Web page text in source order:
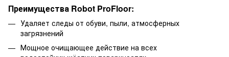
Преимущества Robot ProFloor:
Удаляет следы от обуви, пыли, атмосферных
загрязнений
Мощное очищающее действие на всех